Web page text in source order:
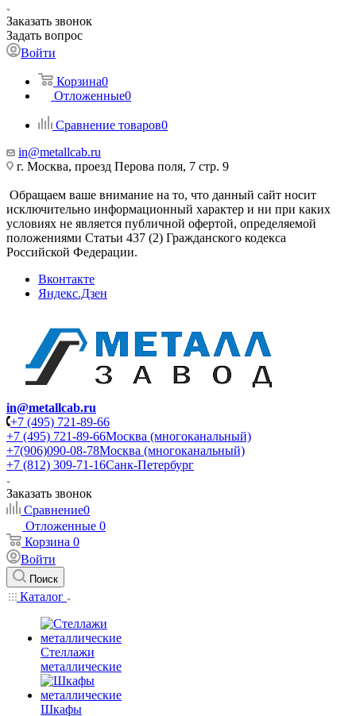
Заказать звонок
Задать вопрос
Войти
Корзина0
Отложенные0
Сравнение товаров0
in@metallcab.ru
г. Москва, проезд Перова поля, 7 стр. 9
Обращаем ваше внимание на то, что данный сайт носит
исключительно информационный характер и ни при каких
условиях не является публичной офертой, определяемой
положениями Статьи 437 (2) Гражданского кодекса
Российской Федерации.
Вконтакте
Яндекс.Дзен
in@metallcab.ru
+7 (495) 721-89-66
+7 (495) 721-89-66Москва (многоканальный)
+7(906)090-08-78Москва (многоканальный)
+7 (812) 309-71-16Санк-Петербург
Заказать звонок
Сравнение0
Отложенные 0
Корзина 0
Войти
Поиск
Каталог
Стеллажи
металлические
Шкафы